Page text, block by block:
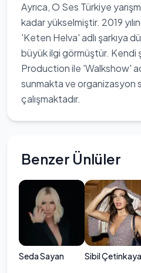
Ayrıca, O Ses Türkiye
kadar yükselmiştir. 2019
'Keten Helva' adlı şarkıya
büyük ilgi görmüştür. Kendi
Production ile 'Walkshow'
sunmakta ve
çalışmaktadır.
Benzer Ünlüler
Seda Sayan Sibil Çetinkaya